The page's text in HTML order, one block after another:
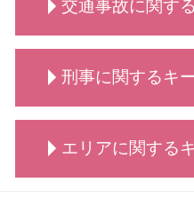
慰謝料請求 男女
養育費 相場
養育費 年収
離婚 弁護士 相談
自己破産手続き
債務整理 おすすめ
自己破産 できる
債務整理 弁護士
自己破産 クレジ
債務整理 とは
相続 とは
相続 依頼
相続 どこまで
相続 代理人
相続 代償金
相続 分配
相続 調停
労働 平等
労働 法律
労働 賃金 相談
不当解雇 慰謝料
労働 弁護士
労働 義務
交通事故に関す
交通事故 請求で
交通事故 慰謝料
弁護士 相談 交通
交通事故 治療費
刑事に関するキ
刑事事件 不起訴
刑事事件 不起訴
エリアに関する